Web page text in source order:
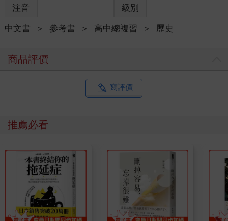
注音 級別
中文書 ＞ 參考書 ＞ 高中總複習 ＞ 歷史
商品評價
寫評價
推薦必看